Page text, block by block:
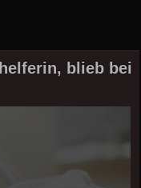
blieb bei